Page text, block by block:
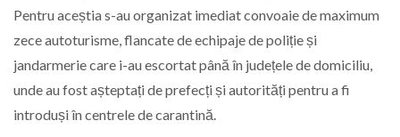
Pentru aceștia s-au organizat imediat convoaie de maximum
zece autoturisme, flancate de echipaje de poliție și
jandarmerie care i-au escortat până în județele de domiciliu,
unde au fost așteptați de prefecți și autorități pentru a fi
introduși în centrele de carantină.